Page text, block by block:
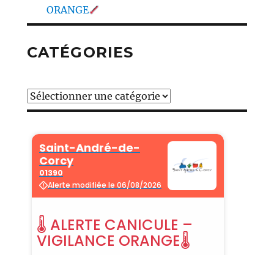
ORANGE
CATÉGORIES
Catégories